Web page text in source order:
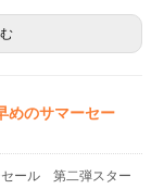
めのサマーセー
セール 第二弾スター